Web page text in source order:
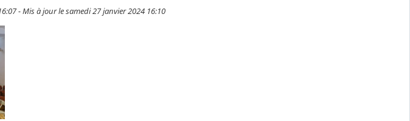
- Mis à jour le samedi 27 janvier 2024 16:10